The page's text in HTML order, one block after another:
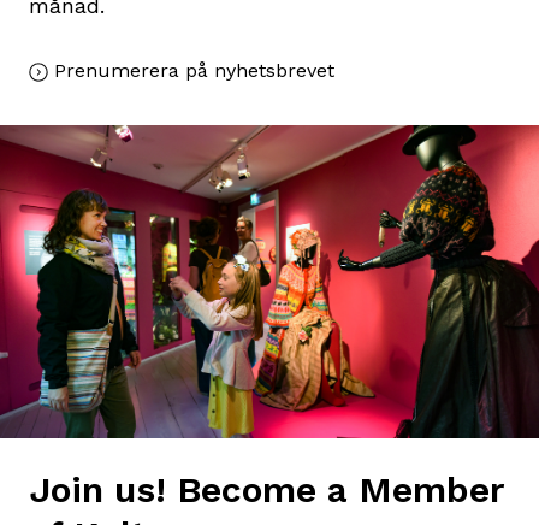
månad.
Prenumerera på nyhetsbrevet
Join us! Become a Member